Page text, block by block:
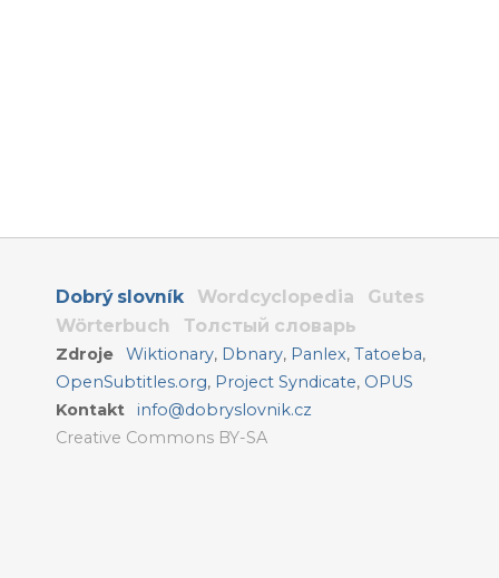
Dobrý slovník Wordcyclopedia
Gutes
Wörterbuch
Толстый словарь
Zdroje Wiktionary, Dbnary, Panlex,Tatoeba,
OpenSubtitles.org, Project Syndicate, OPUS
Kontakt
info@dobryslovnik.cz
Creative Commons BY-SA